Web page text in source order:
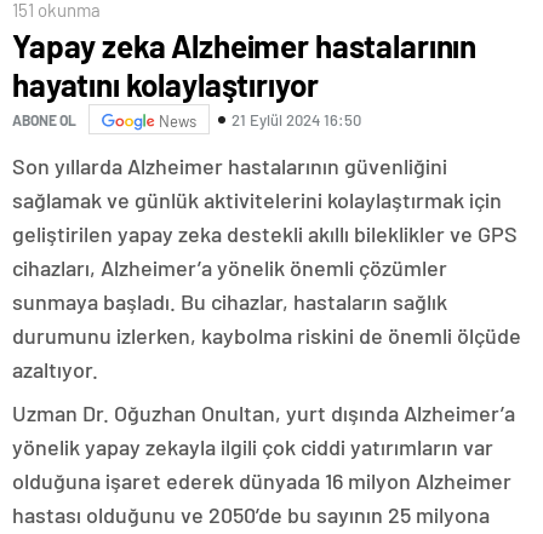
151 okunma
Yapay zeka Alzheimer hastalarının
hayatını kolaylaştırıyor
ABONE OL News 21 Eylül 2024 16:50
Son yıllarda Alzheimer hastalarının güvenliğini
sağlamak ve günlük aktivitelerini kolaylaştırmak için
geliştirilen yapay zeka destekli akıllı bileklikler ve GPS
cihazları, Alzheimer’a yönelik önemli çözümler
sunmaya başladı. Bu cihazlar, hastaların sağlık
durumunu izlerken, kaybolma riskini de önemli ölçüde
azaltıyor.
Uzman Dr. Oğuzhan Onultan, yurt dışında Alzheimer’a
yönelik yapay zekayla ilgili çok ciddi yatırımların var
olduğuna işaret ederek dünyada 16 milyon Alzheimer
hastası olduğunu ve 2050’de bu sayının 25 milyona